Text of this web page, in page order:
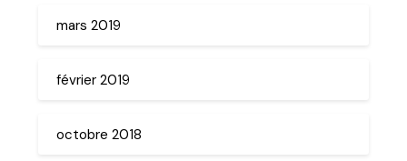
mars 2019
février 2019
octobre 2018